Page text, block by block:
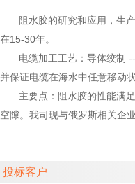
阻水胶的研究和应用，生
在15-30年。
电缆加工工艺：导体绞制
并保证电缆在海水中任意移动
主要点：阻水胶的性能满
空隙。我司现与俄罗斯相关企
投标客户